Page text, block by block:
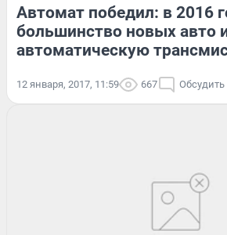
Автомат победил: в 2016
большинство новых авто
автоматическую
12 января, 2017, 11:59 667 Обсудить